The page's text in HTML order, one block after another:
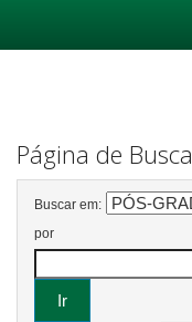
Página de Busca
Buscar em:
por